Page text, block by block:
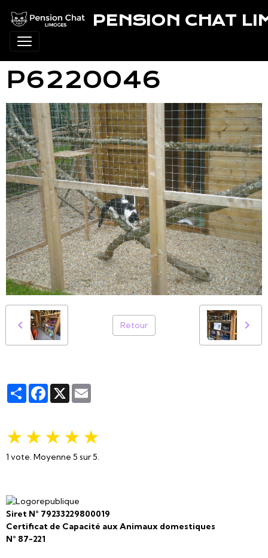
PENSION CHAT
P6220046
Retour
PartagerFacebook
X
★★★★★
1 vote. Moyenne 5 sur 5.
Siret N° 79233229800019
Certificat de Capacité aux Animaux domestiques
N° 87-221